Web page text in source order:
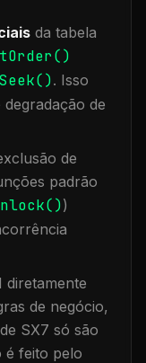
da tabela
. Isso
de
de
padrão
)
diretamente
de negócio,
SX7 só são
é feito pelo